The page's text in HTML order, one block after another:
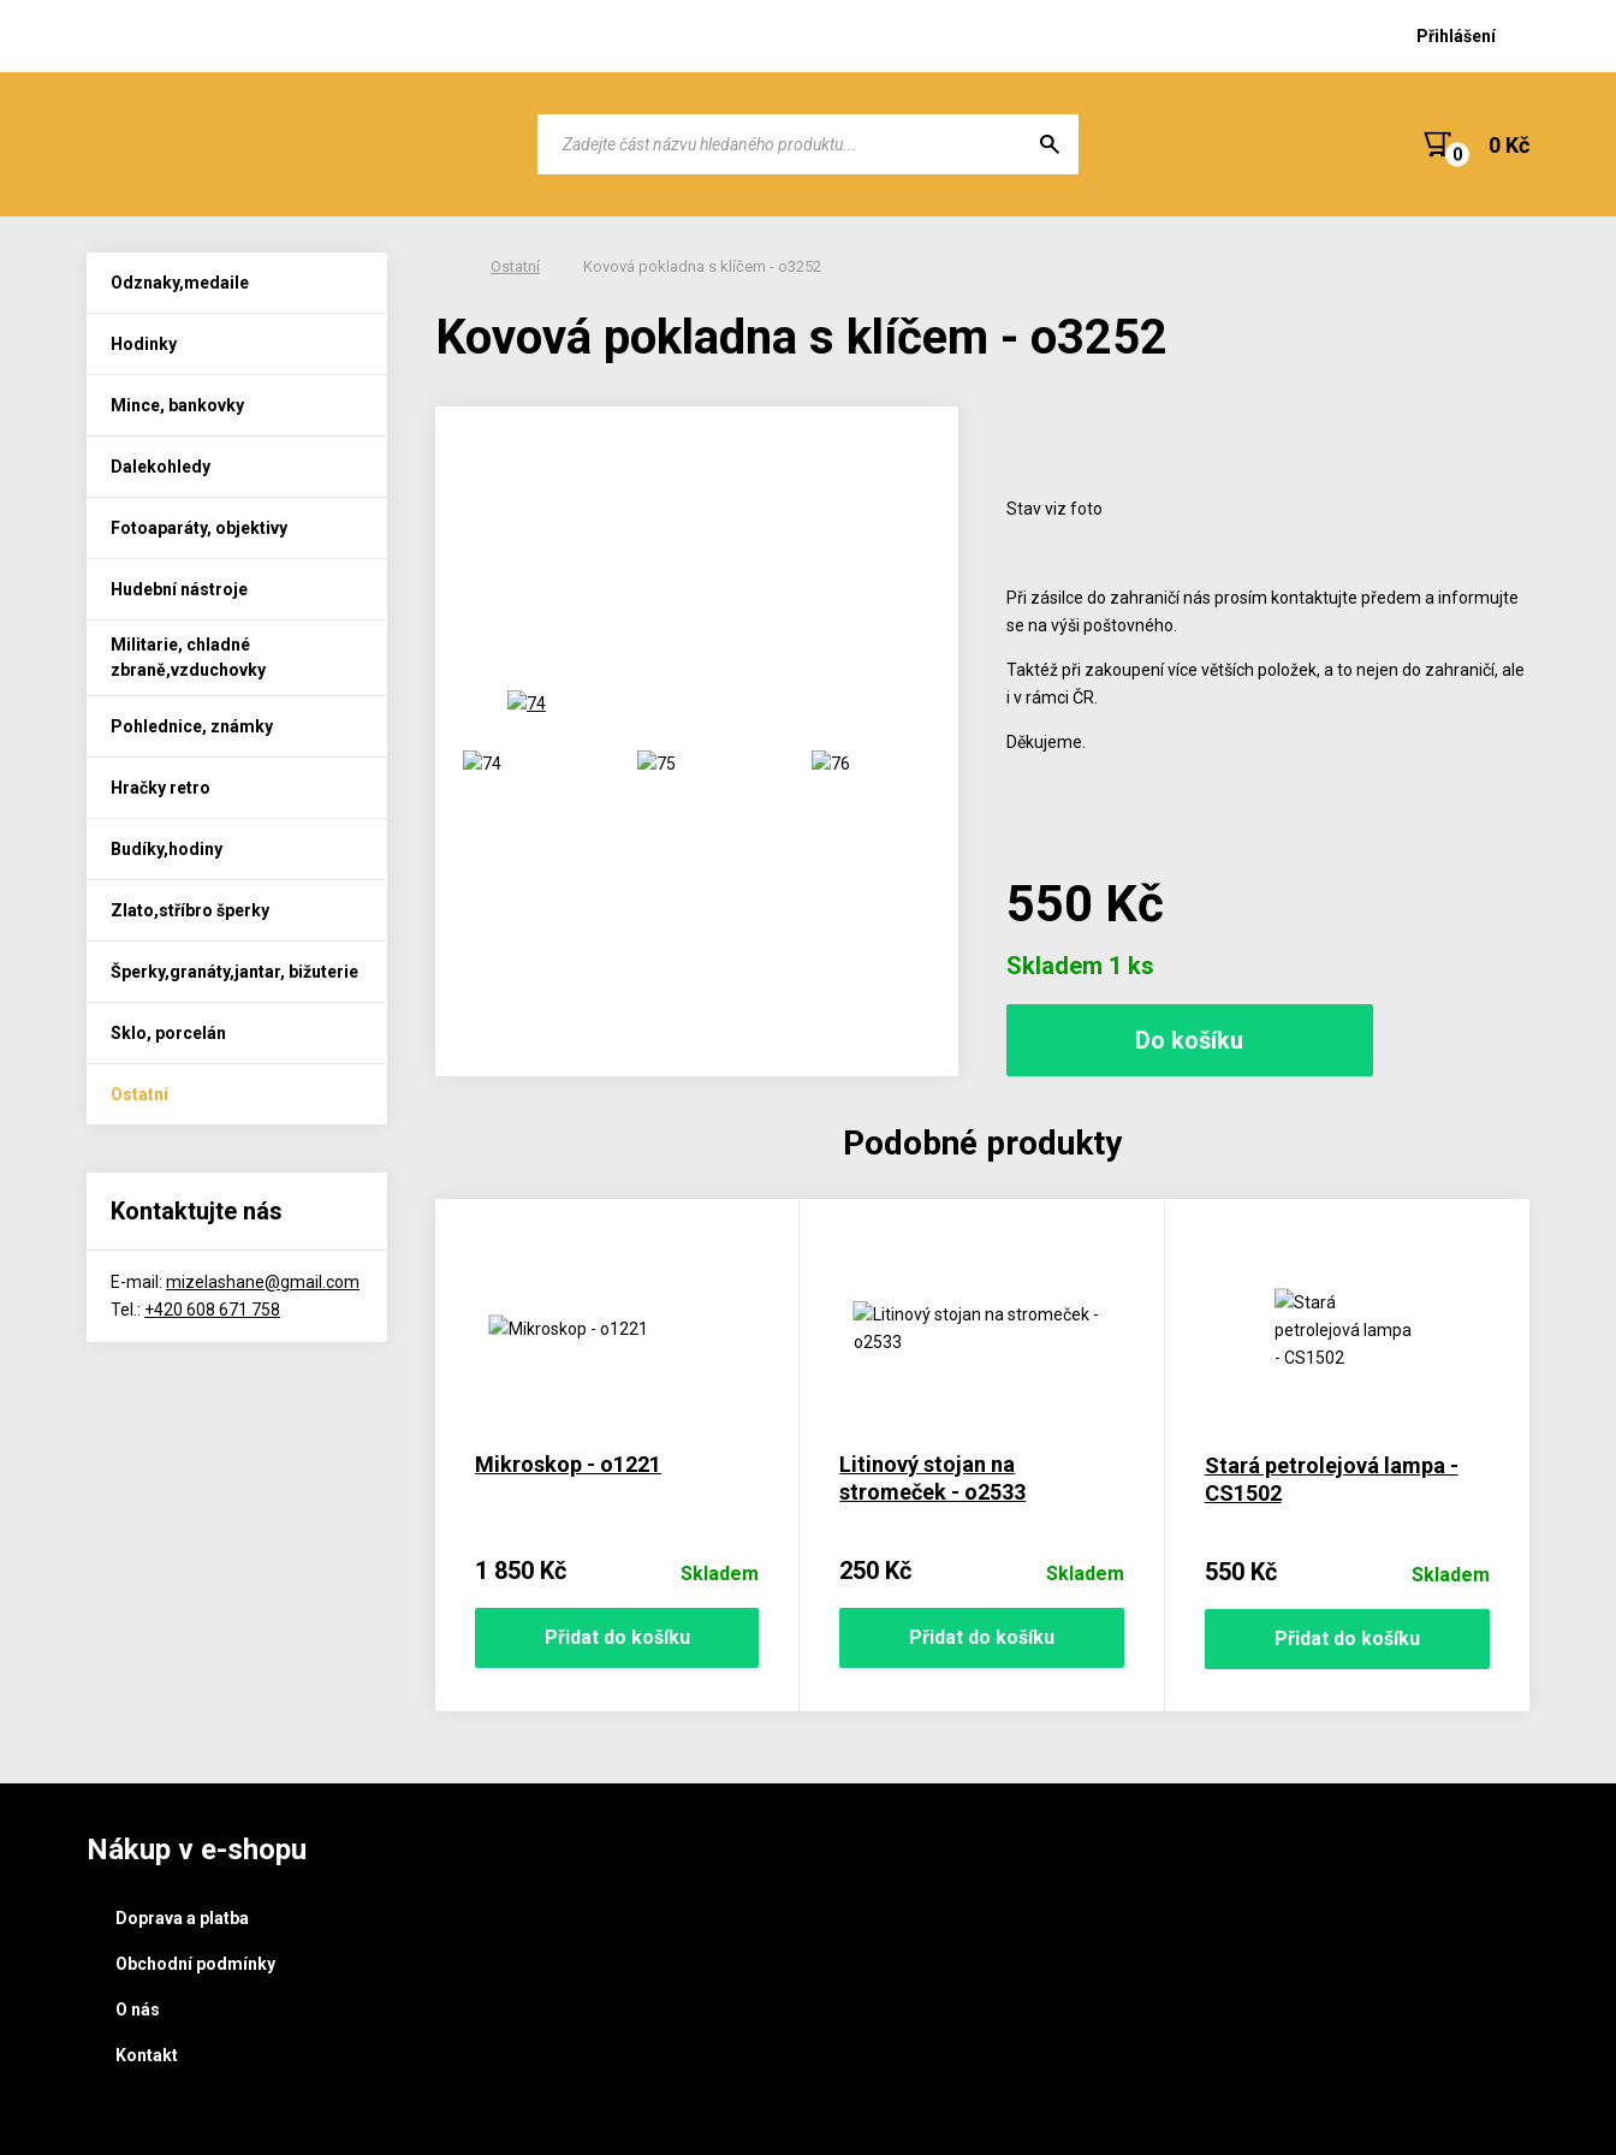
Přihlášení
0 Kč
Ostatní Kovová pokladna s klíčem - o3252
Kovová pokladna s klíčem - o3252
Stav viz foto
Při zásilce do zahraničí nás prosím kontaktujte předem a informujte
se na výši poštovného.
Taktéž při zakoupení více větších položek, a to nejen do zahraničí, ale
i v rámci ČR.
Děkujeme.
550 Kč
Skladem 1 ks
Podobné produkty
Mikroskop - o1221
1 850 Kč Skladem
Přidat do košíku
Litinový stojan na
stromeček - o2533
250 Kč Skladem
Přidat do košíku
Stará petrolejová lampa -
CS1502
550 Kč Skladem
Přidat do košíku
Odznaky,medaile
Hodinky
Mince, bankovky
Dalekohledy
Fotoaparáty, objektivy
Hudební nástroje
Militarie, chladné
zbraně,vzduchovky
Pohlednice, známky
Hračky retro
Budíky,hodiny
Zlato,stříbro šperky
Šperky,granáty,jantar, bižuterie
Sklo, porcelán
Ostatní
Kontaktujte nás
E-mail: mizelashane@gmail.com
Tel.: +420 608 671 758
Nákup v e-shopu
Doprava a platba
Obchodní podmínky
O nás
Kontakt